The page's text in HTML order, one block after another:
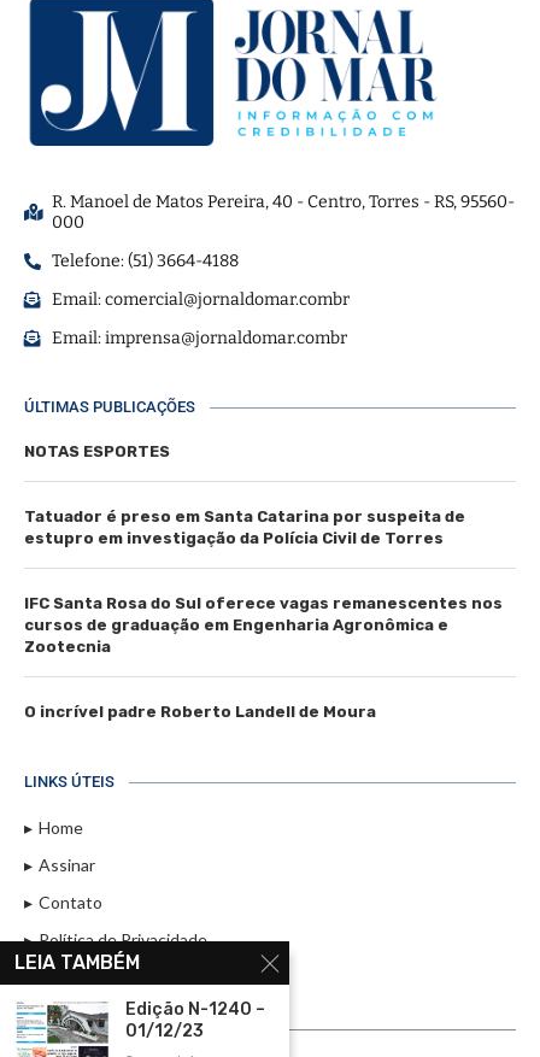
R. Manoel de Matos Pereira, 40 - Centro, Torres - RS, 95560-
000
Telefone: (51) 3664-4188
Email:comercial@jornaldomar.combr
Email:imprensa@jornaldomar.combr
ÚLTIMAS PUBLICAÇÕES
NOTAS ESPORTES
Tatuador é preso em Santa Catarina por suspeita de
estupro em investigação da Polícia Civil de Torres
IFC Santa Rosa do Sul oferece vagas remanescentes nos
cursos de graduação em Engenharia Agronômica e
Zootecnia
O incrível padre Roberto Landell de Moura
LINKS ÚTEIS
Home
Assinar
Contato
Política de Privacidade
ASSINE
LEIA TAMBÉM
Edição N-1240 –
01/12/23